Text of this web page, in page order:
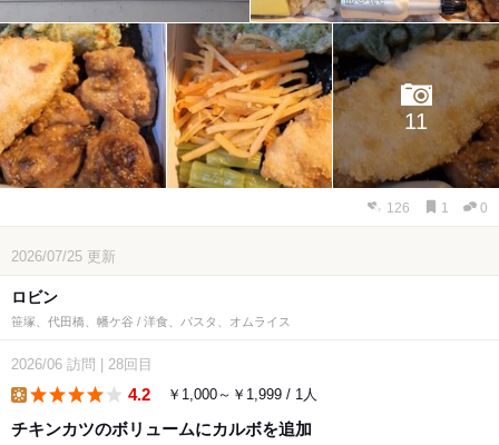
11
126 1 0
2026/07/25 更新
ロビン
笹塚、代田橋、幡ケ谷 / 洋食、パスタ、オムライス
2026/06 訪問 28回目
4.2 ￥1,000～￥1,999 / 1人
チキンカツのボリュームにカルボを追加